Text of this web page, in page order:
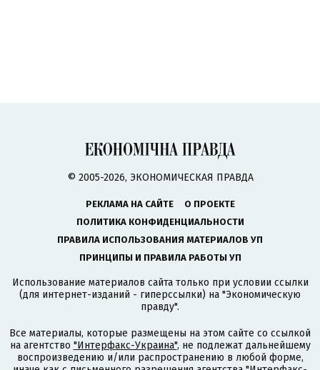
© 2005-2026, ЭКОНОМИЧЕСКАЯ ПРАВДА
РЕКЛАМА НА САЙТЕ
О ПРОЕКТЕ
ПОЛИТИКА КОНФИДЕНЦИАЛЬНОСТИ
ПРАВИЛА ИСПОЛЬЗОВАНИЯ МАТЕРИАЛОВ УП
ПРИНЦИПЫ И ПРАВИЛА РАБОТЫ УП
Использование материалов сайта только при условии ссылки
(для интернет-изданий - гиперссылки) на "Экономическую
правду".
Все материалы, которые размещены на этом сайте со ссылкой
на агентство "Интерфакс-Украина", не подлежат дальнейшему
воспроизведению и/или распространению в любой форме,